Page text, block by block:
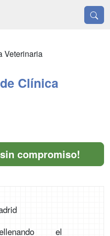
Veterinaria
Clínica
compromiso!
el